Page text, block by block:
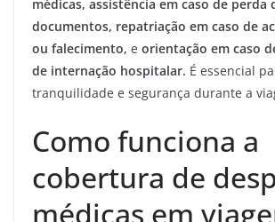
médicas, assistência em caso de perda
documentos, repatriação em caso de
ou falecimento, e orientação em caso
de internação hospitalar. É essencial
tranquilidade e segurança durante a
Como funciona a
cobertura de
médicas em